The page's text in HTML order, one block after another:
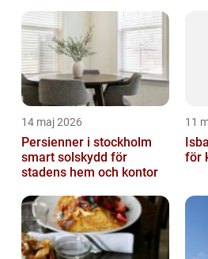
14 maj 2026
Persienner i stockholm
smart solskydd för
stadens hem och kontor
11
Isbad kall
för